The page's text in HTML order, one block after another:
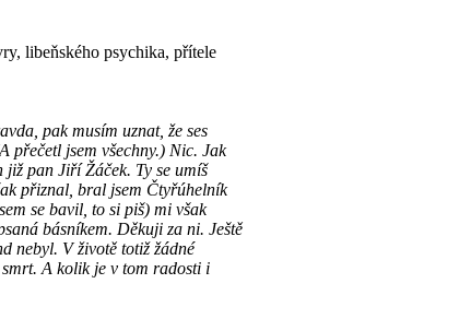
libeňského psychika, přítele
pak musím uznat, že ses
přečetl jsem všechny.) Nic. Jak
pan Jiří Žáček. Ty se umíš
přiznal, bral jsem Čtyřúhelník
se bavil, to si piš) mi však
básníkem. Děkuji za ni. Ještě
nebyl. V životě totiž žádné
A kolik je v tom radosti i